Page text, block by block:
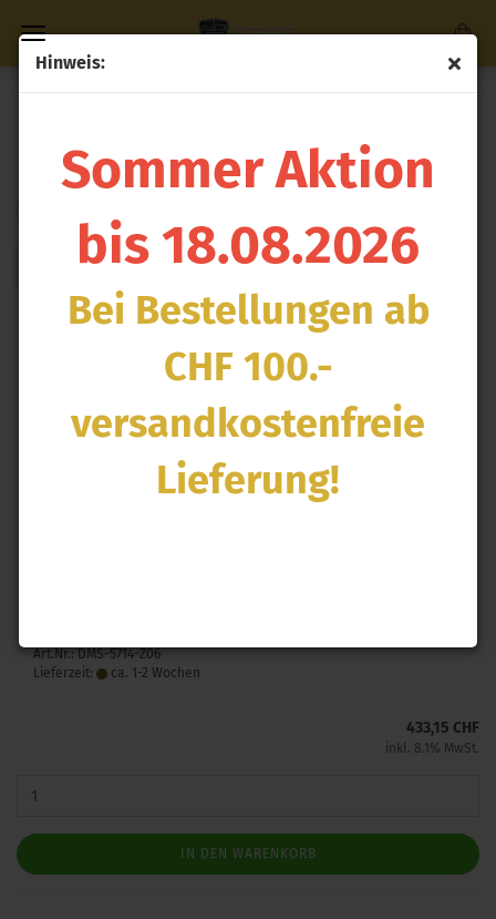
zum
Hinweis:
Sommer Aktion
bis 18.08.2026
Bei Bestellungen ab
CHF 100.-
versandkostenfreie
Lieferung!
Art.Nr.: DMS-5714-Z06
Lieferzeit:
ca. 1-2 Wochen
433,15 CHF
inkl. 8.1% MwSt.
IN DEN WARENKORB